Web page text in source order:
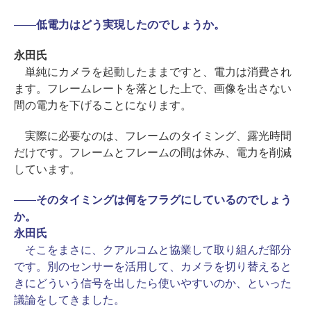
――低電力はどう実現したのでしょうか。
永田氏
単純にカメラを起動したままですと、電力は消費され
ます。フレームレートを落とした上で、画像を出さない
間の電力を下げることになります。
実際に必要なのは、フレームのタイミング、露光時間
だけです。フレームとフレームの間は休み、電力を削減
しています。
――そのタイミングは何をフラグにしているのでしょう
か。
永田氏
そこをまさに、クアルコムと協業して取り組んだ部分
です。別のセンサーを活用して、カメラを切り替えると
きにどういう信号を出したら使いやすいのか、といった
議論をしてきました。